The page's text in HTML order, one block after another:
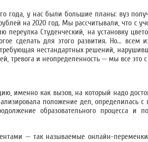
года, у нас были большие планы: вуз
на 2020 год. Мы рассчитывали, что с
переулка Студенческий, на установку
сделать для этого развития. Но... всем
требующая нестандартных решений,
тревога и неопределенность — мы все это
именно как вызов, на который надо
положение дел, определилась с
образовательного процесса и
— так называемые онлайн-